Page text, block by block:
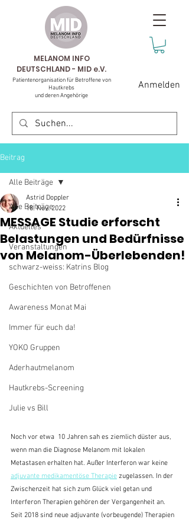
MELANOM INFO
DEUTSCHLAND - MID e.V.
Patientenorganisation für Betroffene von
Hautkrebs
und deren Angehörige
Anmelden
Beitrag
Alle Beiträge
Aktuelles
Veranstaltungen
schwarz-weiss: Katrins Blog
Geschichten von Betroffenen
Awareness Monat Mai
Immer für euch da!
YOKO Gruppen
Aderhautmelanom
Hautkrebs-Screening
Julie vs Bill
Alle Beiträge
MESSAGE Studie erforscht
Belastungen und Bedürfnisse
von Melanom-Überlebenden!
Astrid Doppler
18. Nov. 2022
Noch vor etwa  10 Jahren sah es ziemlich düster aus,
wenn man die Diagnose Melanom mit lokalen
Metastasen erhalten hat. Außer Interferon war keine
adjuvante medikamentöse Therapie zugelassen. In der
Zwischenzeit hat sich zum Glück viel getan und
Interferon Therapien gehören der Vergangenheit an.
Seit 2018 sind neue adjuvante (vorbeugende) Therapien